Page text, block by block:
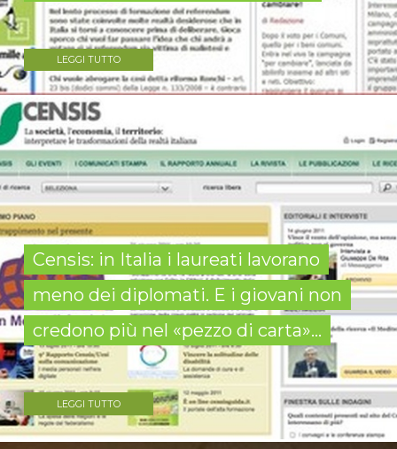
LEGGI TUTTO
Censis: in Italia i laureati lavorano
meno dei diplomati. E i giovani non
credono più nel «pezzo di carta»...
LEGGI TUTTO